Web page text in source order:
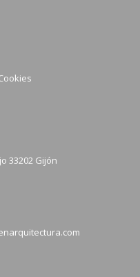
33202 Gijón